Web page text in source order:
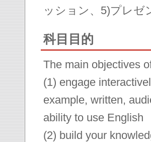
ッション、5)プレゼ
科目目的
The main objectives
(1) engage
example, written,
ability to use English
(2) build your